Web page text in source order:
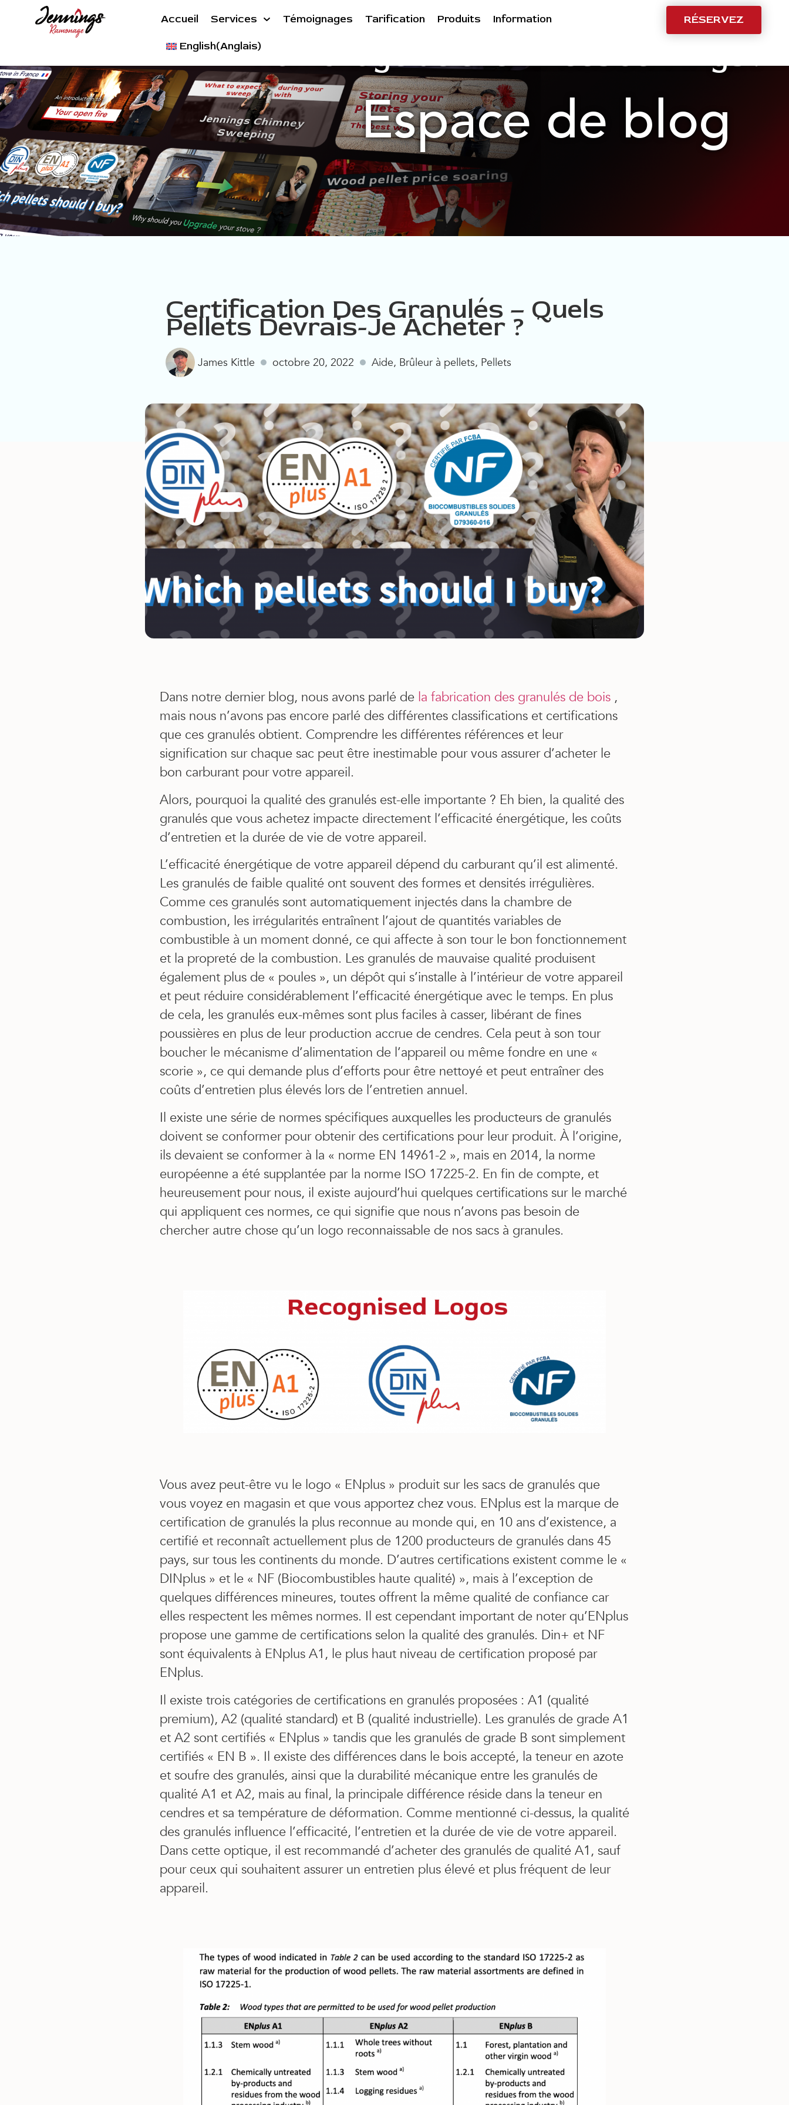
Accueil Services Témoignages Tarification Produits
Information
English(Anglais)
RÉSERVEZ
Ramonage de cheminées Jennings :
Espace de blog
Certification Des Granulés – Quels
Pellets Devrais-Je Acheter ?
James Kittle octobre 20, 2022 Aide, Brûleur à pellets, Pellets
Dans notre dernier blog, nous avons parlé de la fabrication des granulés de bois ,
mais nous n’avons pas encore parlé des différentes classifications et certifications
que ces granulés obtient. Comprendre les différentes références et leur
signification sur chaque sac peut être inestimable pour vous assurer d’acheter le
bon carburant pour votre appareil.
Alors, pourquoi la qualité des granulés est-elle importante ? Eh bien, la qualité des
granulés que vous achetez impacte directement l’efficacité énergétique, les coûts
d’entretien et la durée de vie de votre appareil.
L’efficacité énergétique de votre appareil dépend du carburant qu’il est alimenté.
Les granulés de faible qualité ont souvent des formes et densités irrégulières.
Comme ces granulés sont automatiquement injectés dans la chambre de
combustion, les irrégularités entraînent l’ajout de quantités variables de
combustible à un moment donné, ce qui affecte à son tour le bon fonctionnement
et la propreté de la combustion. Les granulés de mauvaise qualité produisent
également plus de « poules », un dépôt qui s’installe à l’intérieur de votre appareil
et peut réduire considérablement l’efficacité énergétique avec le temps. En plus
de cela, les granulés eux-mêmes sont plus faciles à casser, libérant de fines
poussières en plus de leur production accrue de cendres. Cela peut à son tour
boucher le mécanisme d’alimentation de l’appareil ou même fondre en une «
scorie », ce qui demande plus d’efforts pour être nettoyé et peut entraîner des
coûts d’entretien plus élevés lors de l’entretien annuel.
Il existe une série de normes spécifiques auxquelles les producteurs de granulés
doivent se conformer pour obtenir des certifications pour leur produit. À l’origine,
ils devaient se conformer à la « norme EN 14961-2 », mais en 2014, la norme
européenne a été supplantée par la norme ISO 17225-2. En fin de compte, et
heureusement pour nous, il existe aujourd’hui quelques certifications sur le marché
qui appliquent ces normes, ce qui signifie que nous n’avons pas besoin de
chercher autre chose qu’un logo reconnaissable de nos sacs à granules.
Vous avez peut-être vu le logo « ENplus » produit sur les sacs de granulés que
vous voyez en magasin et que vous apportez chez vous. ENplus est la marque de
certification de granulés la plus reconnue au monde qui, en 10 ans d’existence, a
certifié et reconnaît actuellement plus de 1200 producteurs de granulés dans 45
pays, sur tous les continents du monde. D’autres certifications existent comme le «
DINplus » et le « NF (Biocombustibles haute qualité) », mais à l’exception de
quelques différences mineures, toutes offrent la même qualité de confiance car
elles respectent les mêmes normes. Il est cependant important de noter qu’ENplus
propose une gamme de certifications selon la qualité des granulés. Din+ et NF
sont équivalents à ENplus A1, le plus haut niveau de certification proposé par
ENplus.
Il existe trois catégories de certifications en granulés proposées : A1 (qualité
premium), A2 (qualité standard) et B (qualité industrielle). Les granulés de grade A1
et A2 sont certifiés « ENplus » tandis que les granulés de grade B sont simplement
certifiés « EN B ». Il existe des différences dans le bois accepté, la teneur en azote
et soufre des granulés, ainsi que la durabilité mécanique entre les granulés de
qualité A1 et A2, mais au final, la principale différence réside dans la teneur en
cendres et sa température de déformation. Comme mentionné ci-dessus, la qualité
des granulés influence l’efficacité, l’entretien et la durée de vie de votre appareil.
Dans cette optique, il est recommandé d’acheter des granulés de qualité A1, sauf
pour ceux qui souhaitent assurer un entretien plus élevé et plus fréquent de leur
appareil.